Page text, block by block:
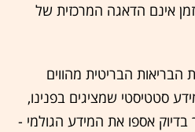
אינם הדאגה המרכזית של
הבריטית מהווים
סטטיסטי שמציגים בפנינו,
בדיוק אספו את המידע הגולמי -